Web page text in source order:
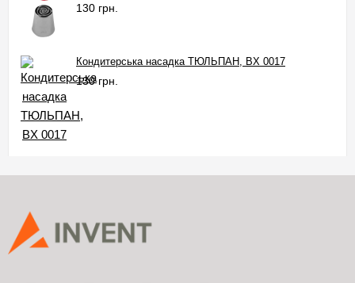
130 грн.
Кондитерська насадка ТЮЛЬПАН, BX 0017
130 грн.